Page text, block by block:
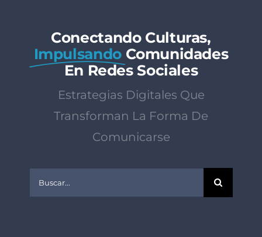
Conectando Culturas,
Impulsando Comunidades
En Redes Sociales
Estrategias Digitales Que
Transforman La Forma De
Comunicarse